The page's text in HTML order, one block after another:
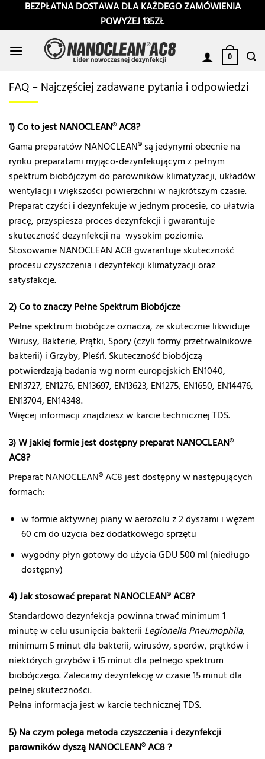
PrzewińBEZPŁATNA DOSTAWA DLA KAŻDEGO ZAMÓWIENIA
POWYŻEJ 135ZŁ
0
FAQ – Najczęściej zadawane pytania i odpowiedzi
1) Co to jest NANOCLEAN®AC8?
Gama preparatów NANOCLEAN® są jedynymi obecnie na
rynku preparatami myjąco-dezynfekującym z pełnym
spektrum biobójczym do parowników klimatyzacji, układów
wentylacji i większości powierzchni w najkrótszym czasie.
Preparat czyści i dezynfekuje w jednym procesie, co ułatwia
pracę, przyspiesza proces dezynfekcji i gwarantuje
skuteczność dezynfekcji na wysokim poziomie.
Stosowanie NANOCLEAN AC8 gwarantuje skuteczność
procesu czyszczenia i dezynfekcji klimatyzacji oraz
satysfakcje.
2) Co to znaczy Pełne Spektrum Biobójcze
Pełne spektrum biobójcze oznacza, że skutecznie likwiduje
Wirusy, Bakterie, Prątki, Spory (czyli formy przetrwalnikowe
bakterii) i Grzyby, Pleśń. Skuteczność biobójczą
potwierdzają badania wg norm europejskich EN1040,
EN13727, EN1276, EN13697, EN13623, EN1275, EN1650, EN14476,
EN13704, EN14348.
Więcej informacji znajdziesz w karcie technicznej TDS.
3) W jakiej formie jest dostępny preparat NANOCLEAN®
AC8?
Preparat NANOCLEAN® AC8 jest dostępny w następujących
formach:
w formie aktywnej piany w aerozolu z 2 dyszami i wężem
60 cm do użycia bez dodatkowego sprzętu
wygodny płyn gotowy do użycia GDU 500 ml (niedługo
dostępny)
4) Jak stosować preparat NANOCLEAN®AC8?
Standardowo dezynfekcja powinna trwać minimum 1
minutę w celu usunięcia bakterii Legionella Pneumophila,
minimum 5 minut dla bakterii, wirusów, sporów, prątków i
niektórych grzybów i 15 minut dla pełnego spektrum
biobójczego. Zalecamy dezynfekcję w czasie 15 minut dla
pełnej skuteczności.
Pełna informacja jest w karcie technicznej TDS.
5) Na czym polega metoda czyszczenia i dezynfekcji
parowników dyszą NANOCLEAN®AC8 ?